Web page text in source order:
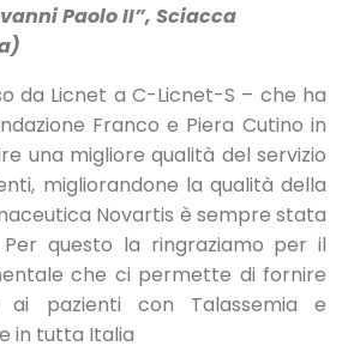
Paolo II”, Sciacca
da Licnet a C-Licnet-S – che ha
Franco e Piera Cutino in
una migliore qualità del servizio
migliorandone la qualità della
Novartis è sempre stata
questo la ringraziamo per il
che ci permette di fornire
ai pazienti con Talassemia e
in tutta Italia